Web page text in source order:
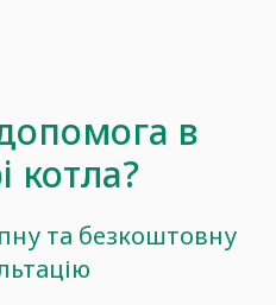
в
котла?
та безкоштовну